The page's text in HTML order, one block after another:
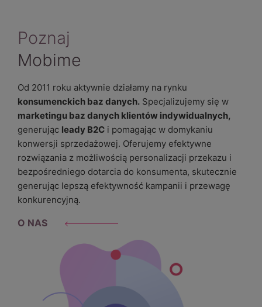
Poznaj
Mobime
Od 2011 roku aktywnie działamy na rynku
konsumenckich baz danych. Specjalizujemy się w
marketingu baz danych klientów indywidualnych,
generując leady B2C i pomagając w domykaniu
konwersji sprzedażowej. Oferujemy efektywne
rozwiązania z możliwością personalizacji przekazu i
bezpośredniego dotarcia do konsumenta, skutecznie
generując lepszą efektywność kampanii i przewagę
konkurencyjną.
O NAS